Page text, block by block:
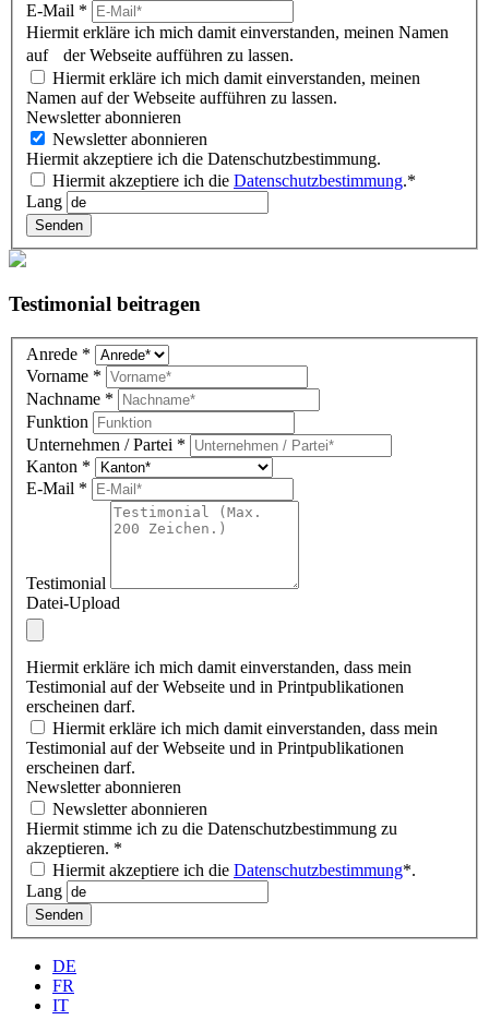
E-Mail *
Hiermit erkläre ich mich damit einverstanden, meinen Namen
auf der Webseite aufführen zu lassen.
Hiermit erkläre ich mich damit einverstanden, meinen
Namen auf der Webseite aufführen zu lassen.
Newsletter abonnieren
Newsletter abonnieren
Hiermit akzeptiere ich die Datenschutzbestimmung.
Hiermit akzeptiere ich die Datenschutzbestimmung.*
Lang
Senden
Testimonial beitragen
Testimonial
DE
(overlay)
Anrede *
Vorname *
Nachname *
Funktion
Unternehmen / Partei *
Kanton *
E-Mail *
Testimonial
Datei-Upload
Hiermit erkläre ich mich damit einverstanden, dass mein
Testimonial auf der Webseite und in Printpublikationen
erscheinen darf.
Hiermit erkläre ich mich damit einverstanden, dass mein
Testimonial auf der Webseite und in Printpublikationen
erscheinen darf.
Newsletter abonnieren
Newsletter abonnieren
Hiermit stimme ich zu die Datenschutzbestimmung zu
akzeptieren. *
Hiermit akzeptiere ich die Datenschutzbestimmung*.
Lang
Senden
DE
FR
IT